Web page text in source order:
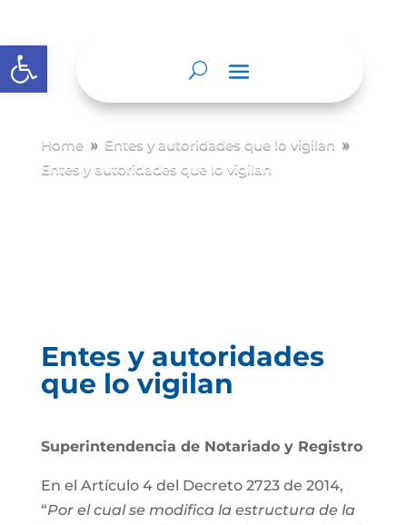
Abrir barra de herramientas
Home 9 Entes y autoridades que lo vigilan 9
Entes y autoridades que lo vigilan
Entes y autoridades
que lo vigilan
Superintendencia de Notariado y Registro
En el Artículo 4 del Decreto 2723 de 2014,
“Por el cual se modifica la estructura de la